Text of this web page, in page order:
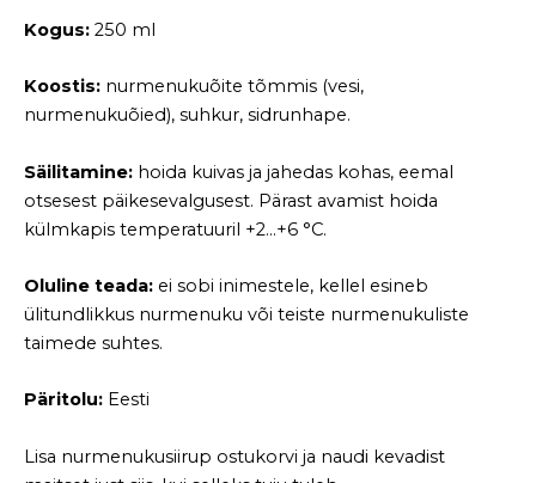
Kogus: 250 ml
Koostis: nurmenukuõite tõmmis (vesi,
nurmenukuõied), suhkur, sidrunhape.
Säilitamine: hoida kuivas ja jahedas kohas, eemal
otsesest päikesevalgusest. Pärast avamist hoida
külmkapis temperatuuril +2…+6 °C.
Oluline teada: ei sobi inimestele, kellel esineb
ülitundlikkus nurmenuku või teiste nurmenukuliste
taimede suhtes.
Päritolu: Eesti
Lisa nurmenukusiirup ostukorvi ja naudi kevadist